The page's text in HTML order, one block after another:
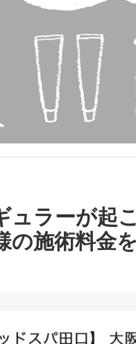
ュラーが起
の施術料金